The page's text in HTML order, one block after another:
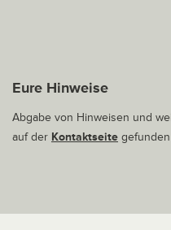
Eure Hinweise
Abgabe von Hinweisen und
auf der Kontaktseite